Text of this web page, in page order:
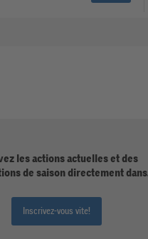
les actions actuelles et des
de saison directement dans
Inscrivez-vous vite!